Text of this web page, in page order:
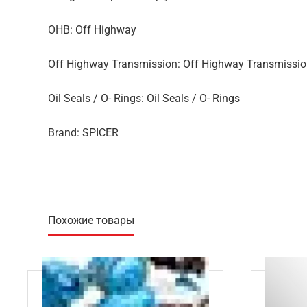
OHB: Off Highway
Off Highway Transmission: Off Highway
Oil Seals / O- Rings: Oil Seals / O- Rings
Brand: SPICER
Похожие товары